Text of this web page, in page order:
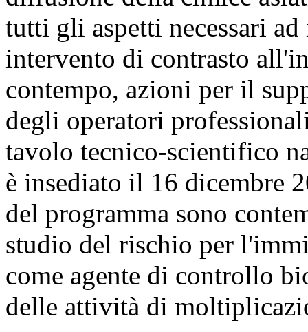
tutti gli aspetti necessari
intervento di contrasto
contempo, azioni per il
degli operatori
tavolo tecnico-scientifico
è insediato il 16 dicembre
del programma sono
studio del rischio per
come agente di controllo
delle attività di